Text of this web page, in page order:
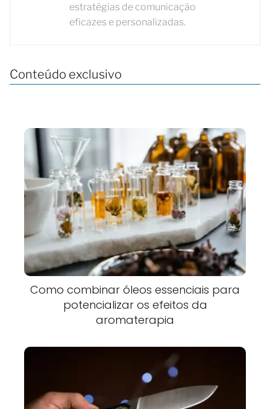
estratégias de comunicação
eficazes e personalizadas.
Conteúdo exclusivo
Como combinar óleos essenciais para
potencializar os efeitos da
aromaterapia